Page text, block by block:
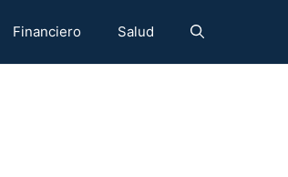
Financiero Salud